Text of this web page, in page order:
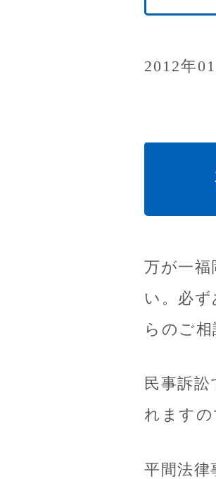
2012年
万が一福
い。必
らのご
民事訴
れますの
平間法律